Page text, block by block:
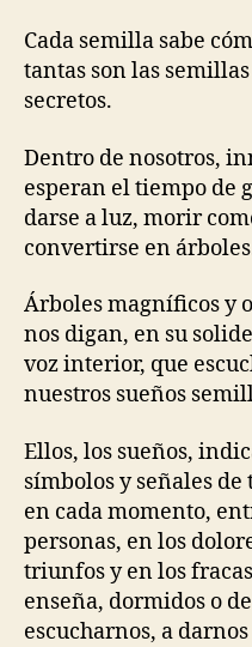
Cada semilla sabe
tantas son las
secretos.
Dentro de nosotros,
esperan el tiempo de
darse a luz, morir
convertirse en
Árboles magníficos y
nos digan, en su
voz interior, que
nuestros sueños
Ellos, los sueños,
símbolos y señales de
en cada momento,
personas, en los
triunfos y en los
enseña, dormidos o
escucharnos, a